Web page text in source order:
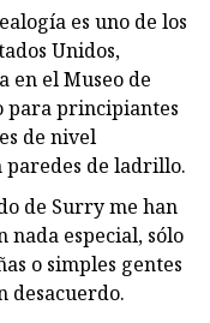
es uno de los
Unidos,
en el Museo de
para principiantes
de nivel
paredes de ladrillo.
de Surry me han
nada especial, sólo
o simples gentes
desacuerdo.